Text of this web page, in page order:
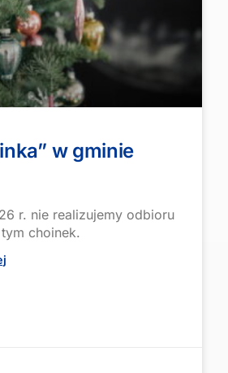
w gminie
r. nie realizujemy odbioru
choinek.